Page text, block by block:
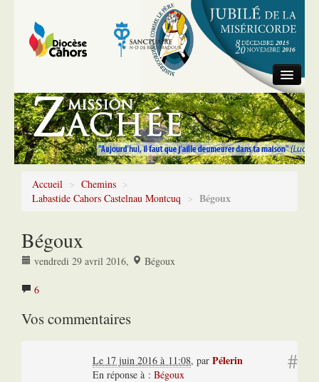
Accueil
Information générale
Chemins
Accueil > Chemins >
Labastide Cahors Castelnau Montcuq > Bégoux
Bégoux
vendredi 29 avril 2016, Bégoux
6
Vos commentaires
#
Le 17 juin 2016 à 11:08, par Pélerin
En réponse à : Bégoux